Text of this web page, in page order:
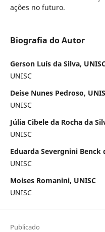
ações no futuro.
Biografia do Autor
Gerson Luís da Silva,
UNISC
Deise Nunes Pedroso,
UNISC
Júlia Cibele da Rocha da
UNISC
Eduarda Severgnini Benck
UNISC
Moises Romanini, UNISC
UNISC
Publicado